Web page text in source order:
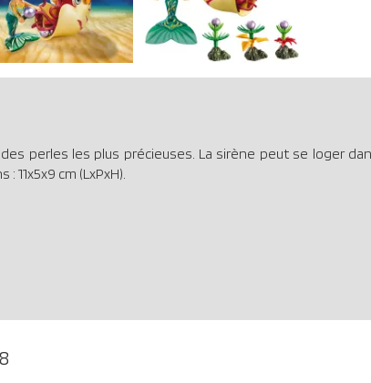
perles les plus précieuses. La sirène peut se loger
cm (LxPxH).